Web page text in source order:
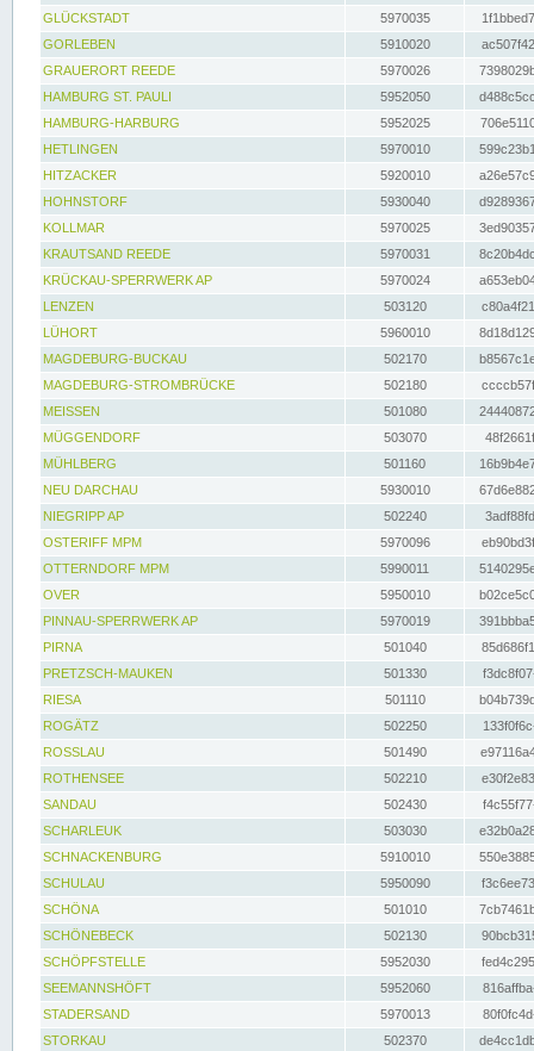
GLÜCKSTADT
5970035
GORLEBEN
5910020
GRAUERORT REEDE
5970026
HAMBURG ST. PAULI
5952050
HAMBURG-HARBURG
5952025
HETLINGEN
5970010
HITZACKER
5920010
HOHNSTORF
5930040
KOLLMAR
5970025
KRAUTSAND REEDE
5970031
KRÜCKAU-SPERRWERK AP
5970024
LENZEN
503120
LÜHORT
5960010
MAGDEBURG-BUCKAU
502170
MAGDEBURG-STROMBRÜCKE
502180
MEISSEN
501080
MÜGGENDORF
503070
MÜHLBERG
501160
NEU DARCHAU
5930010
NIEGRIPP AP
502240
OSTERIFF MPM
5970096
OTTERNDORF MPM
5990011
OVER
5950010
PINNAU-SPERRWERK AP
5970019
PIRNA
501040
PRETZSCH-MAUKEN
501330
RIESA
501110
ROGÄTZ
502250
ROSSLAU
501490
ROTHENSEE
502210
SANDAU
502430
SCHARLEUK
503030
SCHNACKENBURG
5910010
SCHULAU
5950090
SCHÖNA
501010
SCHÖNEBECK
502130
SCHÖPFSTELLE
5952030
SEEMANNSHÖFT
5952060
STADERSAND
5970013
STORKAU
502370